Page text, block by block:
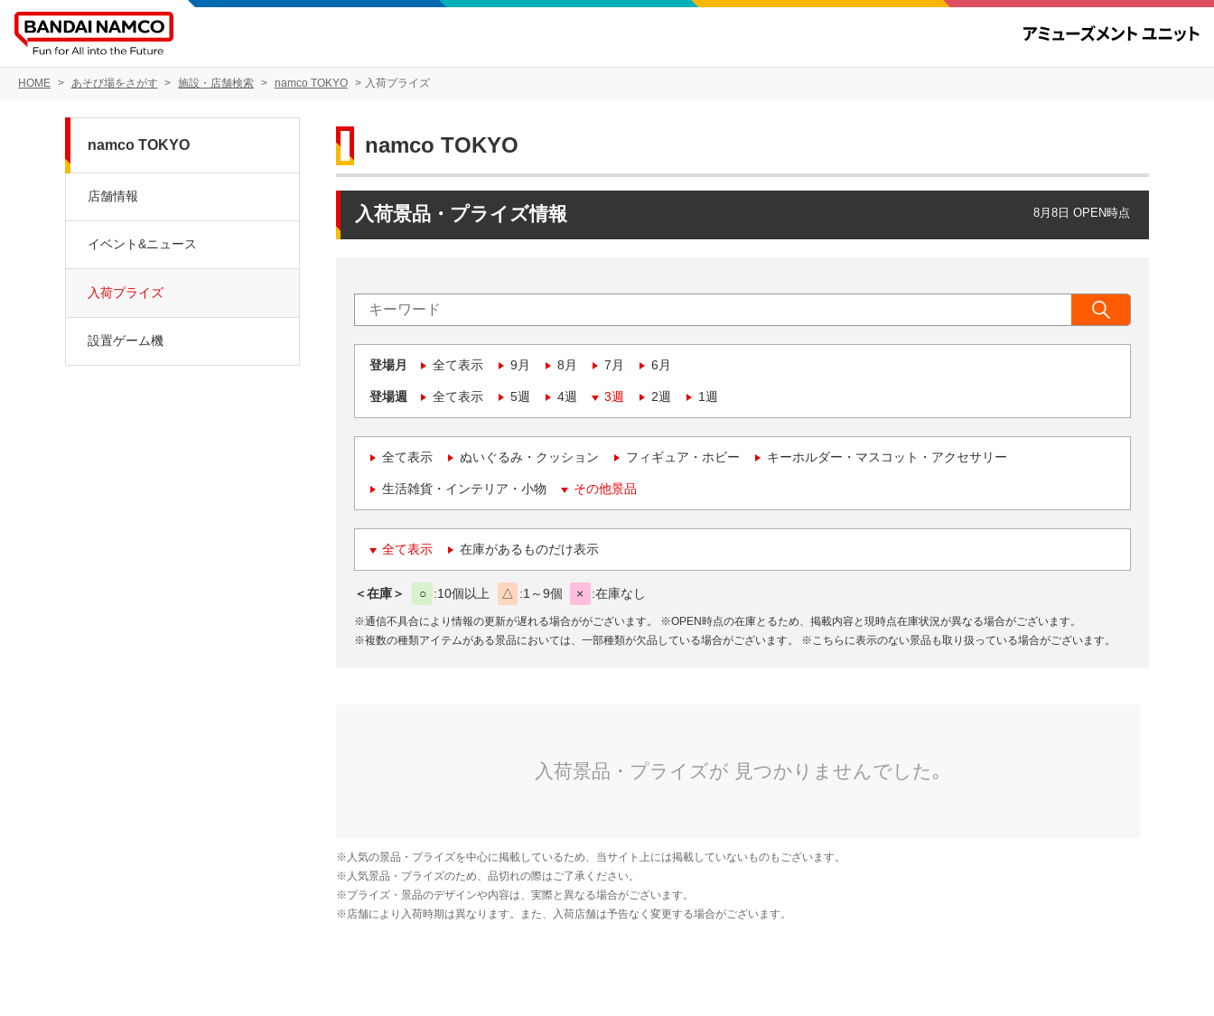
HOME あそび場をさがす 施設・店舗検索 namco TOKYO 入荷プライズ
namco TOKYO
入荷景品・プライズ情報 8月8日 OPEN時点
登場月 全て表示 9月 8月 7月 6月
登場週 全て表示 5週 4週 3週 2週 1週
全て表示 ぬいぐるみ・クッション フィギュア・ホビー キーホルダー・マスコット・アクセサリー
生活雑貨・インテリア・小物 その他景品
全て表示 在庫があるものだけ表示
＜在庫＞ ○ 10個以上 △ 1～9個 × 在庫なし
※通信不具合により情報の更新が遅れる場合ががございます。
※OPEN時点の在庫とるため、掲載内容と現時点在庫状況が異なる場合がございます。
※複数の種類アイテムがある景品においては、一部種類が欠品している場合がございます。
※こちらに表示のない景品も取り扱っている場合がございます。
namco TOKYO
店舗情報
イベント&ニュース
入荷プライズ
設置ゲーム機